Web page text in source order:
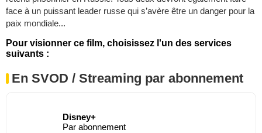
face à un puissant leader russe qui s’avère être un danger pour la
paix mondiale...
Pour visionner ce film, choisissez l'un des services
suivants :
En SVOD / Streaming par abonnement
Disney+
Par abonnement